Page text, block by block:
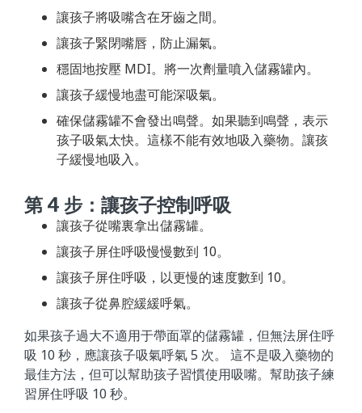
讓孩子將吸嘴含在牙齒之間。
讓孩子緊閉嘴唇，防止漏氣。
穩固地按壓 MDI。將一次劑量噴入儲霧罐內。
讓孩子緩慢地盡可能深吸氣。
確保儲霧罐不會發出鳴聲。如果聽到鳴聲，表示
孩子吸氣太快。這樣不能有效地吸入藥物。讓孩
子緩慢地吸入。
第 4 步：讓孩子控制呼吸
讓孩子從嘴裏拿出儲霧罐。
讓孩子屏住呼吸慢慢數到 10。
讓孩子屏住呼吸，以更慢的速度數到 10。
讓孩子從鼻腔緩緩呼氣。
如果孩子過大不適用于帶面罩的儲霧罐，但無法屏住呼
吸 10 秒，應讓孩子吸氣呼氣 5 次。 這不是吸入藥物的
最佳方法，但可以幫助孩子習慣使用吸嘴。幫助孩子練
習屏住呼吸 10 秒。